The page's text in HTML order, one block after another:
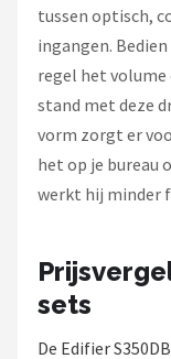
tussen optisch,
ingangen.
regel het volume
stand met deze
vorm zorgt er
het op je bureau
werkt hij minder
sets
De Edifier